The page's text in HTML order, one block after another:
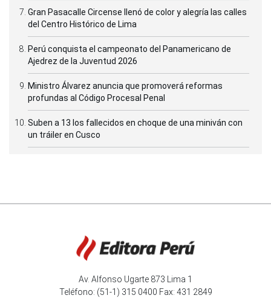
Gran Pasacalle Circense llenó de color y alegría las calles
del Centro Histórico de Lima
Perú conquista el campeonato del Panamericano de
Ajedrez de la Juventud 2026
Ministro Álvarez anuncia que promoverá reformas
profundas al Código Procesal Penal
Suben a 13 los fallecidos en choque de una miniván con
un tráiler en Cusco
Av. Alfonso Ugarte 873 Lima 1
Teléfono: (51-1) 315 0400 Fax: 431 2849